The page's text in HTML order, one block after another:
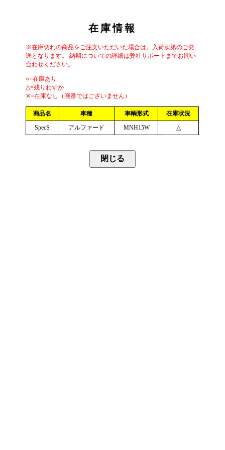
在庫情報
※在庫切れの商品をご注文いただいた場合は、入荷次第のご発
送となります。 納期についての詳細は弊社サポートまでお問い
合わせください。
○=在庫あり
△=残りわずか
✕=在庫なし（廃番ではございません）
商品名 車種 車輌形式
在庫状況
SpecS
アルファード MNH15W △